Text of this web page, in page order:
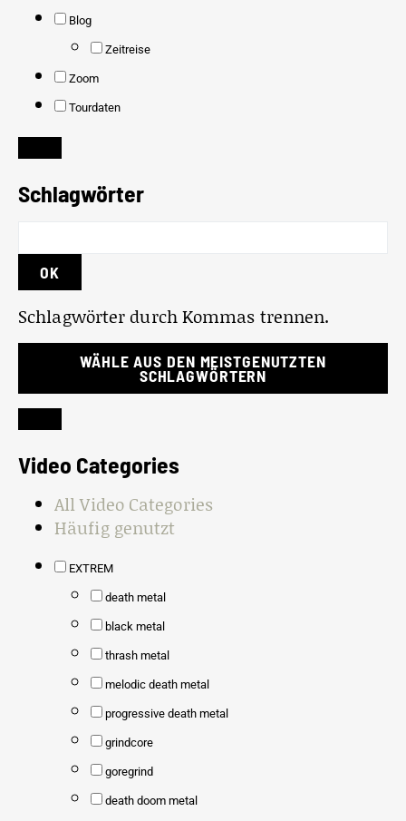
Blog
Zeitreise
Zoom
Tourdaten
Schlagwörter
Schlagwörter durch Kommas trennen.
WÄHLE AUS DEN MEISTGENUTZTEN
SCHLAGWÖRTERN
Video Categories
All Video Categories
Häufig genutzt
EXTREM
death metal
black metal
thrash metal
melodic death metal
progressive death metal
grindcore
goregrind
death doom metal